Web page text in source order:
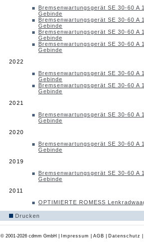
Bremsenwartungsgerät SE 30-60 A
Gebinde
Bremsenwartungsgerät SE 30-60 A
Gebinde
Bremsenwartungsgerät SE 30-60 A
Gebinde
Bremsenwartungsgerät SE 30-60 A
Gebinde
2022
Bremsenwartungsgerät SE 30-60 A
Gebinde
Bremsenwartungsgerät SE 30-60 A
Gebinde
2021
Bremsenwartungsgerät SE 30-60 A
Gebinde
2020
Bremsenwartungsgerät SE 30-60 A
Gebinde
2019
Bremsenwartungsgerät SE 30-60 A
Gebinde
2011
OPTIMIERTE ROMESS
Drucken
© 2001-2026 cdmm GmbH | Impressum AGB Datenschutz